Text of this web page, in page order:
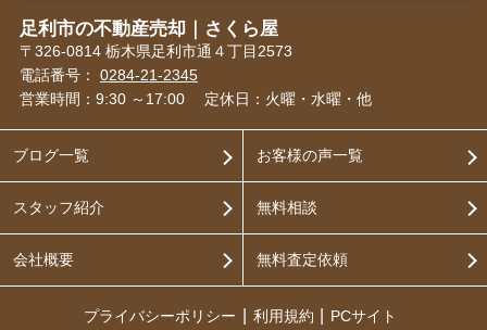
足利市の不動産売却｜さくら屋
〒326-0814 栃木県足利市通４丁目2573
電話番号： 0284-21-2345
営業時間：9:30 ～17:00
定休日：火曜・水曜・他
ブログ一覧
スタッフ紹介
会社概要
お客様の声一覧
無料相談
無料査定依頼
プライバシーポリシー 利用規約 PCサイト